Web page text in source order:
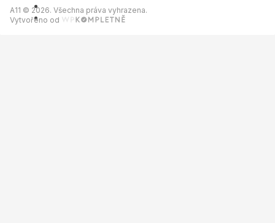
INZERCE
KONTAKTY
A11 © 2026. Všechna práva vyhrazena.
Vytvořeno od